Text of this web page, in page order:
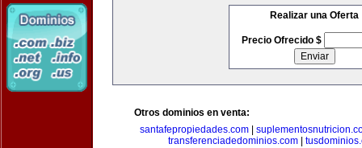
Realizar una Oferta
Precio Ofrecido $
Otros dominios en venta:
santafepropiedades.com|
transferenciadedominios.com|